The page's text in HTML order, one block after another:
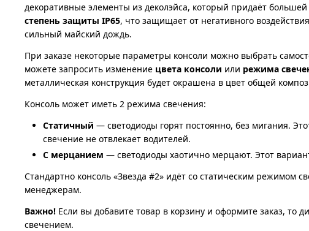
декоративные элементы из деколэйса, который придаёт
степень защиты IP65, что защищает от негативного
сильный майский дождь.
При заказе некоторые параметры консоли можно выбрать
можете запросить изменение цвета консоли или режима
металлическая конструкция будет окрашена в цвет общей
Консоль может иметь 2 режима свечения:
Статичный — светодиоды горят постоянно, без мигания.
свечение не отвлекает водителей.
С мерцанием — светодиоды хаотично мерцают. Этот
Стандартно консоль «Звезда #2» идёт со статическим
менеджерам.
Важно! Если вы добавите товар в корзину и оформите заказ, то
свечением.